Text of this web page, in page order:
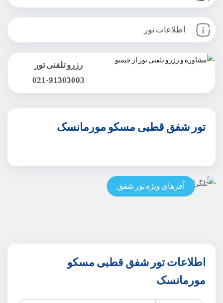
اطلاعات تور
رزرو تلفنی تور
021-91303003
تور شفق قطبی مسکو مورمانسک
آفرهای ویژه تور شفق
اطلاعات تور شفق قطبی مسکو
مورمانسک